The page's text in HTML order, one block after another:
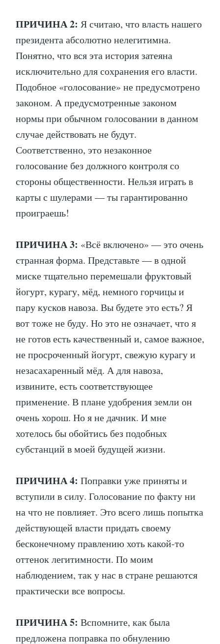
ПРИЧИНА 2: Я считаю, что власть нашего
президента абсолютно нелегитимна.
Понятно, что вся эта история затеяна
исключительно для сохранения его власти.
Подобное «голосование» не предусмотрено
законом. А предусмотренные законом
нормы при обычном голосовании в данном
случае действовать не будут.
Соответственно, это незаконное
голосование без должного контроля со
стороны общественности. Нельзя играть в
карты с шулерами — ты гарантированно
проиграешь!
ПРИЧИНА 3: «Всё включено» — это очень
странная форма. Представьте — в одной
миске тщательно перемешали фруктовый
йогурт, курагу, мёд, немного горчицы и
пару кусков навоза. Вы будете это есть? Я
вот тоже не буду. Но это не означает, что я
не готов есть качественный и, самое важное,
не просроченный йогурт, свежую курагу и
незасахаренный мёд. А для навоза,
извините, есть соответствующее
применение. В плане удобрения земли он
очень хорош. Но я не дачник. И мне
хотелось бы обойтись без подобных
субстанций в моей будущей жизни.
ПРИЧИНА 4: Поправки уже приняты и
вступили в силу. Голосование по факту ни
на что не повлияет. Это всего лишь попытка
действующей власти придать своему
бесконечному правлению хоть какой-то
оттенок легитимности. По моим
наблюдением, так у нас в стране решаются
практически все вопросы.
ПРИЧИНА 5: Вспомните, как была
предложена поправка по обнулению